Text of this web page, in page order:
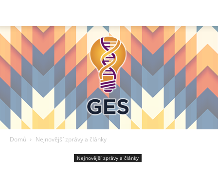
Ges:
Domů Nejnovější zprávy a články
Nejnovější zprávy a články